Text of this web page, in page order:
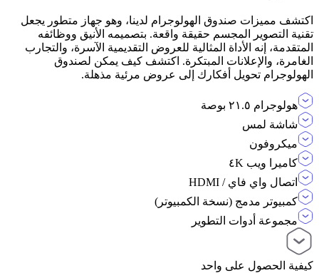
اكتشف مميزات صندوق الهولوجرام لدينا، وهو جهاز متطور يجعل
تقنية التصوير المجسم حقيقة واقعة. بتصميمه الأنيق ووظائفه
المتقدمة، إنه الأداة المثالية للعروض التقديمية الآسرة، والتجارب
الغامرة، والإعلانات المبتكرة. اكتشف كيف يمكن لصندوق
الهولوجرام تحويل أفكارك إلى عروض مرئية مذهلة.
هولوجرام ٢١.٥ بوصة
شاشة لمس
ميكروفون
كاميرا ويب ٤K
اتصال واي فاي / HDMI
كمبيوتر مدمج (نسخة الكمبيوتر)
مجموعة أدوات التطوير
كيفية الحصول على واحد